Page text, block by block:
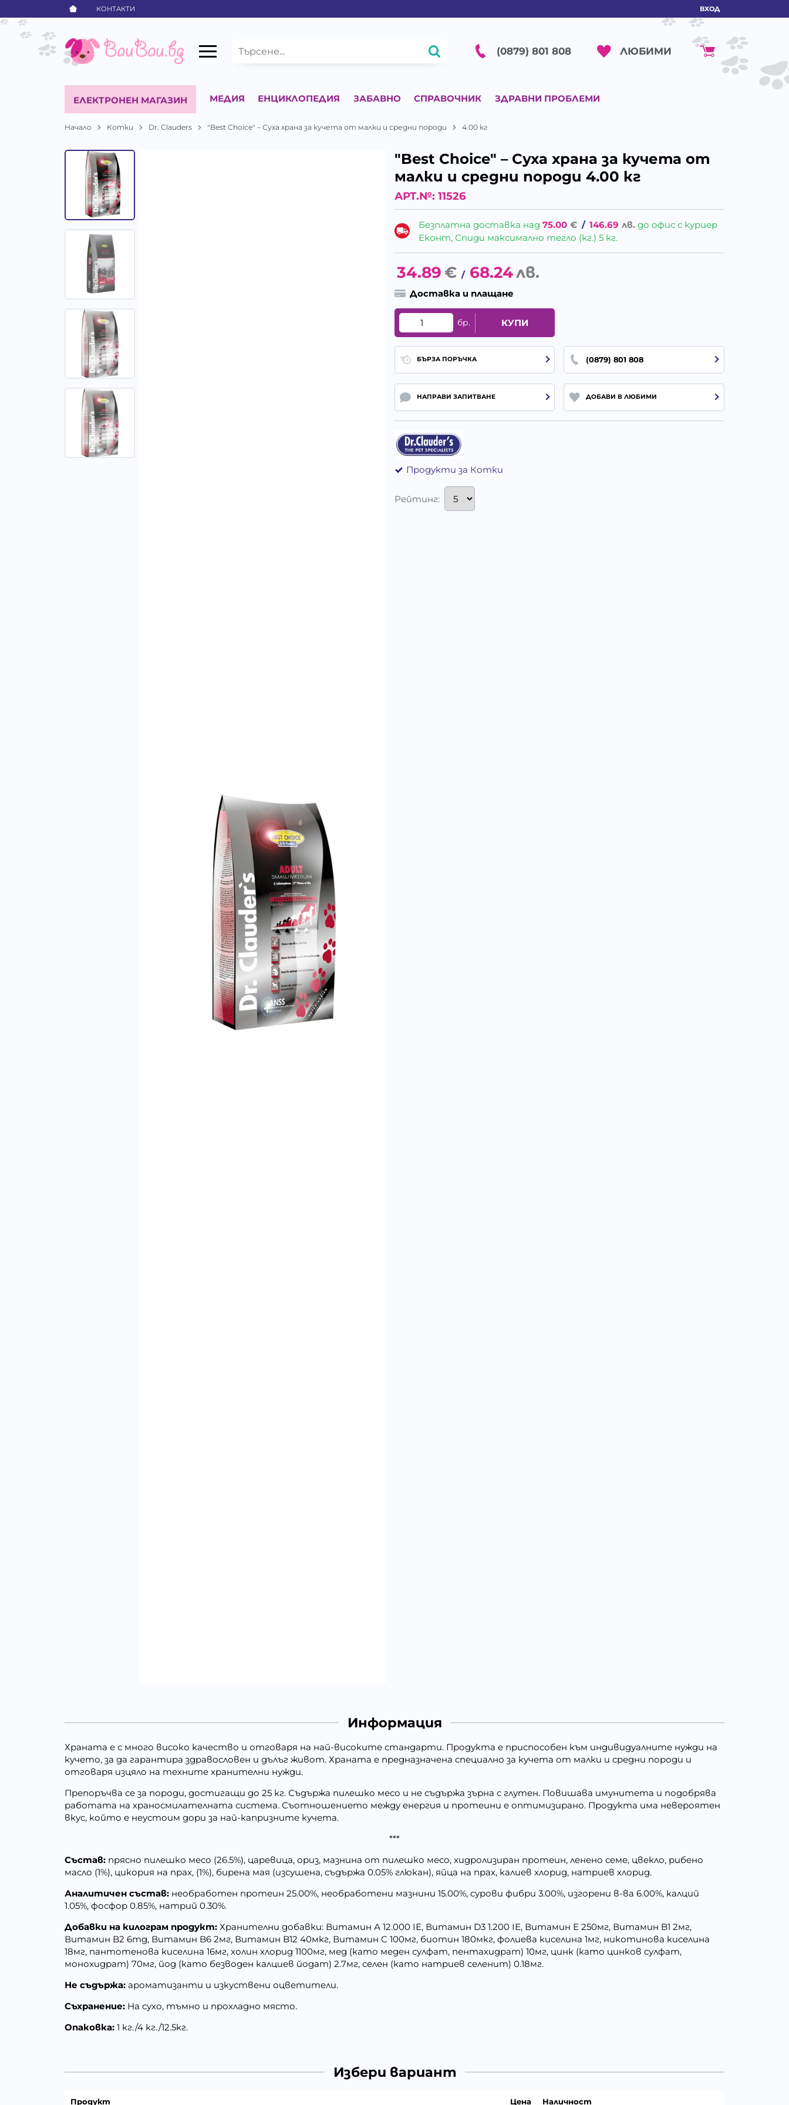
КОНТАКТИ ВХОД
(0879) 801 808 ЛЮБИМИ
ЕЛЕКТРОНЕН МАГАЗИН МЕДИЯ ЕНЦИКЛОПЕДИЯ ЗАБАВНО СПРАВОЧНИК ЗДРАВНИ ПРОБЛЕМИ
Начало Котки Dr. Clauders "Best Choice" – Суха храна за кучета от малки и средни породи 4.00 кг
"Best Choice" – Суха храна за кучета от
малки и средни породи 4.00 кг
АРТ.№: 11526
Безплатна доставка над75.00 € / 146.69 лв. до офис с куриер
Еконт, Спиди максимално тегло (кг.) 5 кг.
34.89€ / 68.24лв.
Доставка и плащане
бр. КУПИ
БЪРЗА ПОРЪЧКА (0879) 801 808
НАПРАВИ ЗАПИТВАНЕ ДОБАВИ В ЛЮБИМИ
Продукти за Котки
Рейтинг:
Информация
Храната е с много високо качество и отговаря на най-високите стандарти. Продукта е приспособен към индивидуалните нужди на
кучето, за да гарантира здравословен и дълъг живот. Храната е предназначена специално за кучета от малки и средни породи и
отговаря изцяло на техните хранителни нужди.
Препоръчва се за породи, достигащи до 25 кг. Съдържа пилешко месо и не съдържа зърна с глутен. Повишава имунитета и подобрява
работата на храносмилателната система. Съотношението между енергия и протеини е оптимизирано. Продукта има невероятен
вкус, който е неустоим дори за най-капризните кучета.
***
Състав: прясно пилешко месо (26.5%), царевица, ориз, мазнина от пилешко месо, хидролизиран протеин, ленено семе, цвекло, рибено
масло (1%), цикория на прах, (1%), бирена мая (изсушена, съдържа 0.05% глюкан), яйца на прах, калиев хлорид, натриев хлорид.
Аналитичен състав: необработен протеин 25.00%, необработени мазнини 15.00%, сурови фибри 3.00%, изгорени в-ва 6.00%, калций
1.05%, фосфор 0.85%, натрий 0.30%.
Добавки на килограм продукт: Хранителни добавки: Витамин А 12.000 IЕ, Витамин D3 1.200 IЕ, Витамин Е 250мг, Витамин B1 2мг,
Витамин B2 6mg, Витамин B6 2мг, Витамин B12 40мкг, Витамин C 100мг, биотин 180мкг, фолиева киселина 1мг, никотинова киселина
18мг, пантотенова киселина 16мг, холин хлорид 1100мг, мед (като меден сулфат, пентахидрат) 10мг, цинк (като цинков сулфат,
монохидрат) 70мг, йод (като безводен калциев йодат) 2.7мг, селен (като натриев селенит) 0.18мг.
Не съдържа: ароматизанти и изкуствени оцветители.
Съхранение: На сухо, тъмно и прохладно място.
Опаковка: 1 кг./4 кг./12.5кг.
Избери вариант
Продукт Цена Наличност